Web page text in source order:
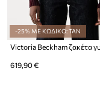
-25% ΜΕ ΚΩΔΙΚΟ: TAN
619,90 €